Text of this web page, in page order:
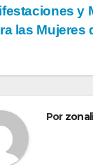
y
las Mujeres
Por